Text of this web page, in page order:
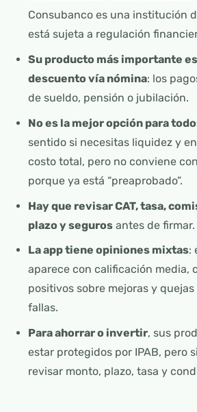
Consubanco es una institución
está sujeta a regulación
Su producto más importante
descuento vía nómina: los
de sueldo, pensión o jubilación.
No es la mejor opción para
sentido si necesitas liquidez y
costo total, pero no conviene
porque ya está “preaprobado”.
Hay que revisar CAT, tasa,
plazo y segurosantes de firmar.
La app tiene opiniones mixtas:
aparece con calificación media,
positivos sobre mejoras y
fallas.
Para ahorrar o invertir, sus
estar protegidos por IPAB, pero
revisar monto, plazo, tasa y